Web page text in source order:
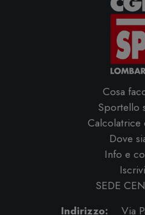
Cosa
Sportello
Dove
Info e
SEDE
Indirizzo:
Via